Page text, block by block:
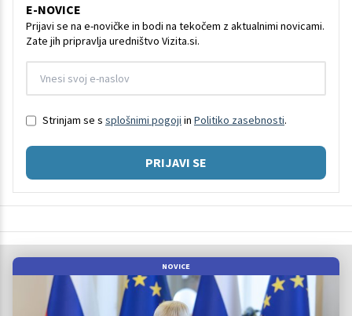
E-NOVICE
Prijavi se na e-novičke in bodi na tekočem z aktualnimi novicami.
Zate jih pripravlja uredništvo Vizita.si.
Strinjam se s splošnimi pogoji in Politiko zasebnosti.
PRIJAVI SE
NOVICE